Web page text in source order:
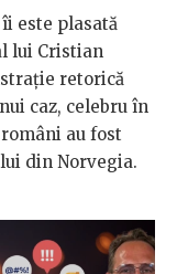
este plasată
lui Cristian
retorică
caz, celebru în
au fost
din Norvegia.